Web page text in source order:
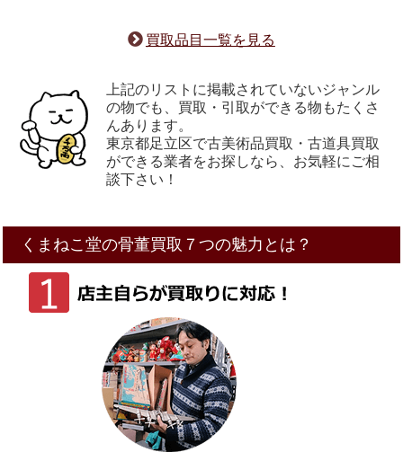
買取品目一覧を見る
上記のリストに掲載されていないジャンル
の物でも、買取・引取ができる物もたくさ
んあります。
東京都足立区で古美術品買取・古道具買取
ができる業者をお探しなら、お気軽にご相
談下さい！
くまねこ堂の骨董買取 ７つの魅力とは？